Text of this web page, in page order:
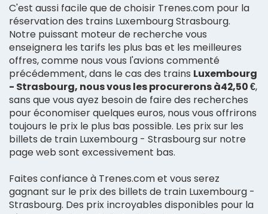
C'est aussi facile que de choisir Trenes.com pour la
réservation des trains Luxembourg Strasbourg.
Notre puissant moteur de recherche vous
enseignera les tarifs les plus bas et les meilleures
offres, comme nous vous l'avions commenté
précédemment, dans le cas des trains Luxembourg
- Strasbourg, nous vous les procurerons à42,50 €,
sans que vous ayez besoin de faire des recherches
pour économiser quelques euros, nous vous offrirons
toujours le prix le plus bas possible. Les prix sur les
billets de train Luxembourg - Strasbourg sur notre
page web sont excessivement bas.
Faites confiance à Trenes.com et vous serez
gagnant sur le prix des billets de train Luxembourg -
Strasbourg. Des prix incroyables disponibles pour la